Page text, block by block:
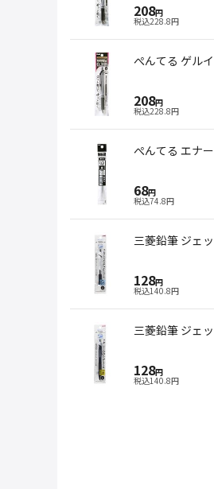
208円
税込228.8円
ぺんてる ゲル
208円
税込228.8円
ぺんてる エナ
68円
税込74.8円
128円
税込140.8円
128円
税込140.8円